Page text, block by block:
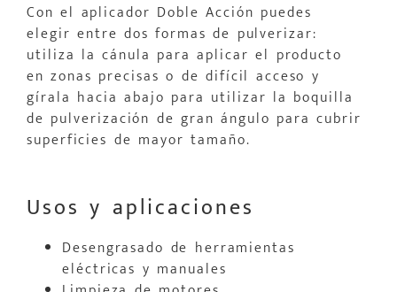
Con el aplicador Doble Acción puedes
elegir entre dos formas de pulverizar:
utiliza la cánula para aplicar el producto
en zonas precisas o de difícil acceso y
gírala hacia abajo para utilizar la boquilla
de pulverización de gran ángulo para cubrir
superficies de mayor tamaño.
Usos y aplicaciones
Desengrasado de herramientas
eléctricas y manuales